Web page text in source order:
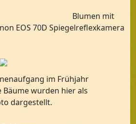
Blumen mit
EOS 70D Spiegelreflexkamera
im Frühjahr
wurden hier als
dargestellt.